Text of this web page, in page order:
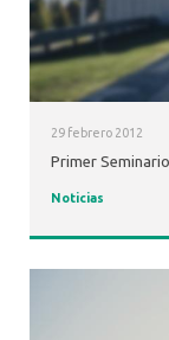
29 febrero 2012
Primer
Noticias